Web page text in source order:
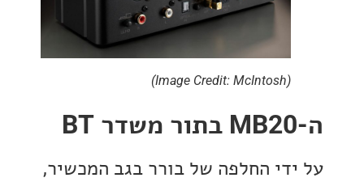
החלפה של בורר בגב המכשיר,